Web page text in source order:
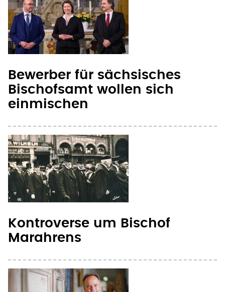
Bewerber für sächsisches
Bischofsamt wollen sich
einmischen
Kontroverse um Bischof
Marahrens